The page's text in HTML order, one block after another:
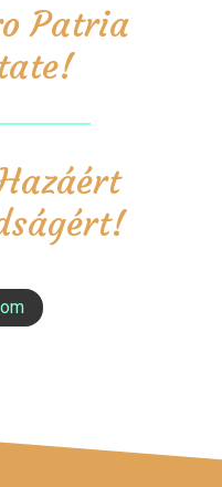
Patria